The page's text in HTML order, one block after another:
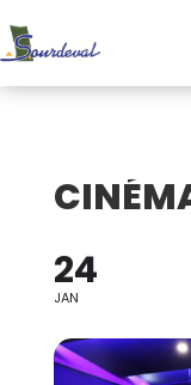
24
JAN